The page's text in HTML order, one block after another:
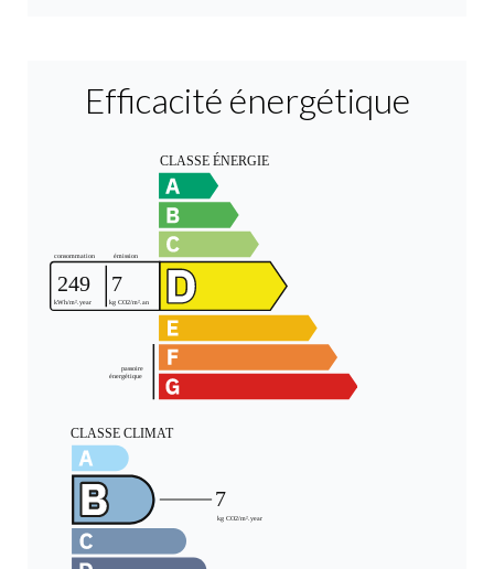
Efficacité énergétique